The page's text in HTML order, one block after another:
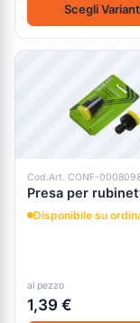
Scegli
Cod.Art. CONF-
Presa per
Disponibile su
al pezzo
1,39 €